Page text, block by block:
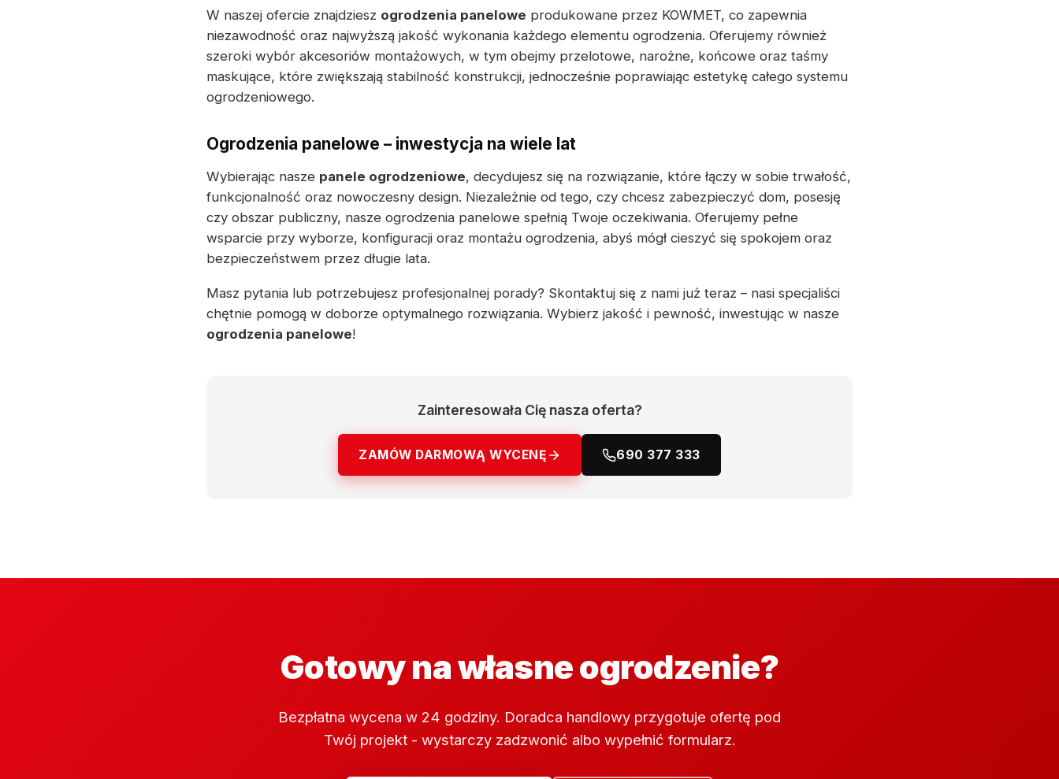
W naszej ofercie znajdziesz ogrodzenia panelowe produkowane przez KOWMET, co zapewnia
niezawodność oraz najwyższą jakość wykonania każdego elementu ogrodzenia. Oferujemy również
szeroki wybór akcesoriów montażowych, w tym obejmy przelotowe, narożne, końcowe oraz taśmy
maskujące, które zwiększają stabilność konstrukcji, jednocześnie poprawiając estetykę całego systemu
ogrodzeniowego.
Ogrodzenia panelowe – inwestycja na wiele lat
Wybierając nasze panele ogrodzeniowe, decydujesz się na rozwiązanie, które łączy w sobie trwałość,
funkcjonalność oraz nowoczesny design. Niezależnie od tego, czy chcesz zabezpieczyć dom, posesję
czy obszar publiczny, nasze ogrodzenia panelowe spełnią Twoje oczekiwania. Oferujemy pełne
wsparcie przy wyborze, konfiguracji oraz montażu ogrodzenia, abyś mógł cieszyć się spokojem oraz
bezpieczeństwem przez długie lata.
Masz pytania lub potrzebujesz profesjonalnej porady? Skontaktuj się z nami już teraz – nasi specjaliści
chętnie pomogą w doborze optymalnego rozwiązania. Wybierz jakość i pewność, inwestując w nasze
ogrodzenia panelowe!
Zainteresowała Cię nasza oferta?
ZAMÓW DARMOWĄ WYCENĘ 690 377 333
Gotowy na własne ogrodzenie?
Bezpłatna wycena w 24 godziny. Doradca handlowy przygotuje ofertę pod
Twój projekt - wystarczy zadzwonić albo wypełnić formularz.